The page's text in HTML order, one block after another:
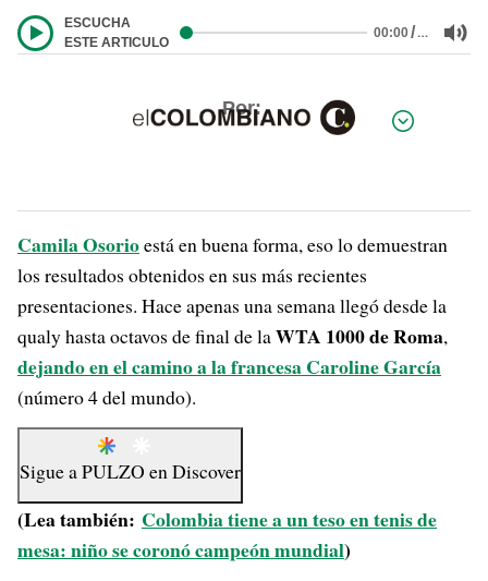
ESCUCHA
ESTE ARTICULO
00:00/…
Por:
Camila Osorioestá en buena forma, eso lo demuestran
los resultados obtenidos en sus más recientes
presentaciones. Hace apenas una semana llegó desde la
qualy hasta octavos de final de laWTA 1000 de Roma,
dejando en el camino a la francesa Caroline García
(número 4 del mundo).
Sigue aPULZO enDiscover
(Lea también: Colombia tiene a un teso en tenis de
mesa: niño se coronó campeón mundial)